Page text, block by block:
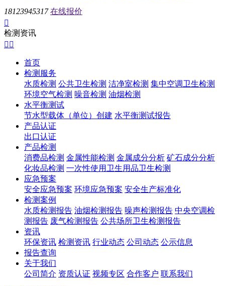
18123945317 在线报价

检测资讯
 
首页
检测服务
水质检测 公共卫生检测 洁净室检测 集中空调卫生检测
环境空气检测 噪音检测 油烟检测
水平衡测试
节水型载体（单位）创建 水平衡测试报告
产品认证
出口认证
产品检测
消费品检测 金属性能检测 金属成分分析 矿石成分分析
化妆品检测 一次性使用卫生用品卫生检测
应急预案
安全应急预案 环境应急预案 安全生产标准化
检测案例
水质检测报告 油烟检测报告 噪声检测报告 中央空调检
测报告 废气检测报告 公共场所卫生检测报告
资讯
环保资讯 检测资讯 行业动态 公司动态 公示信息
报告查询
关于我们
公司简介 资质认证 视频专区 合作客户 联系我们